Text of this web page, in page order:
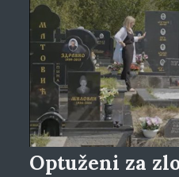
Optuženi za